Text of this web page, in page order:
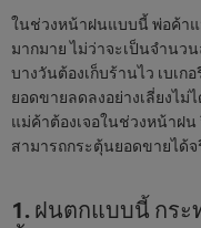
ในช่วงหน้าฝนแบบนี้ พ่อค้า
มากมาย ไม่ว่าจะเป็นจำนว
บางวันต้องเก็บร้านไว เบเก
ยอดขายลดลงอย่างเลี่ยงไม่
แม่ค้าต้องเจอในช่วงหน้าฝน
สามารถกระตุ้นยอดขายได้จ
1. ฝนตกแบบนี้ กระ